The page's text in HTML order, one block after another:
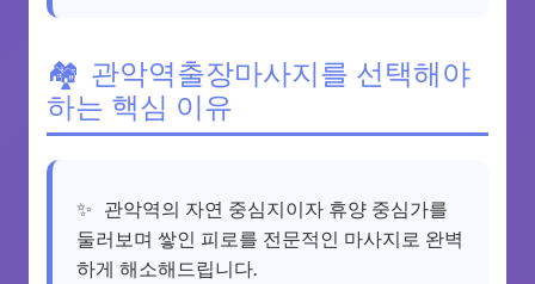
관악역출장마사지를 선택해야
하는 핵심 이유
관악역의 자연 중심지이자 휴양 중심가를
둘러보며 쌓인 피로를 전문적인 마사지로 완벽
하게 해소해드립니다.